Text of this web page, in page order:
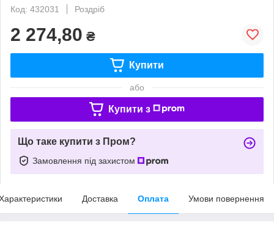
Код: 432031
Роздріб
2 274,80 ₴
Купити
або
Купити з
Що таке купити з Пром?
Замовлення під захистом
Доставка Оплата Умови повернення